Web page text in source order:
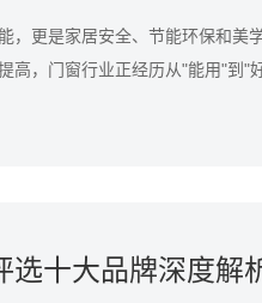
，更是家居安全、节能环保和美
高，门窗行业正经历从"能用"到"
选十大品牌深度解